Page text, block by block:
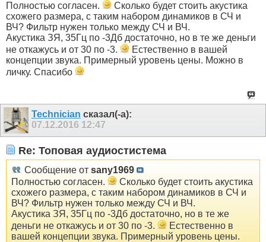
Полностью согласен.
Сколько будет стоить акустика
схожего размера, с таким набором динамиков в СЧ и
ВЧ? Фильтр нужен только между СЧ и ВЧ.
Акустика ЗЯ, 35Гц по -3Дб достаточно, но в те же деньги
не откажусь и от 30 по -3.
Естественно в вашей
концепции звука. Примерный уровень цены. Можно в
личку. Спасибо
Technician сказал(-а):
07.12.2016 12:47
Re: Топовая аудиостистема
Сообщение от sany1969
Полностью согласен.
Сколько будет стоить акустика
схожего размера, с таким набором динамиков в СЧ и
ВЧ? Фильтр нужен только между СЧ и ВЧ.
Акустика ЗЯ, 35Гц по -3Дб достаточно, но в те же
деньги не откажусь и от 30 по -3.
Естественно в
вашей концепции звука. Примерный уровень цены.